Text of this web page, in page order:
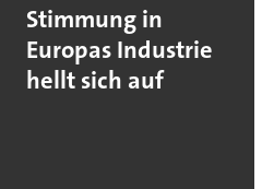
Stimmung in
Europas Industrie
hellt sich auf